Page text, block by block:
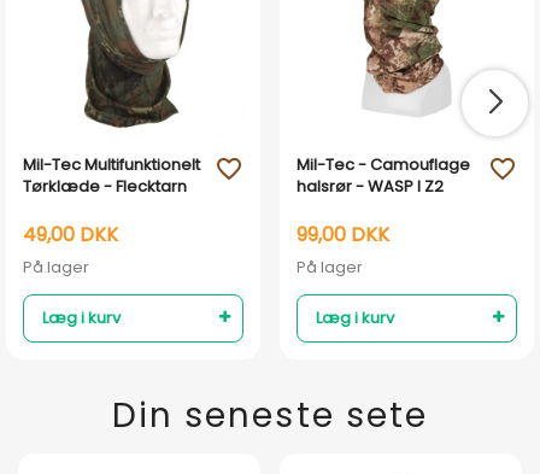
Mil-Tec Multifunktionelt
Tørklæde - Flecktarn
49,00 DKK
På lager
Læg i kurv
favorite_outline
Mil-Tec - Camouflage
halsrør - WASP I Z2
99,00 DKK
På lager
Læg i kurv
favorite_outline
Din seneste sete